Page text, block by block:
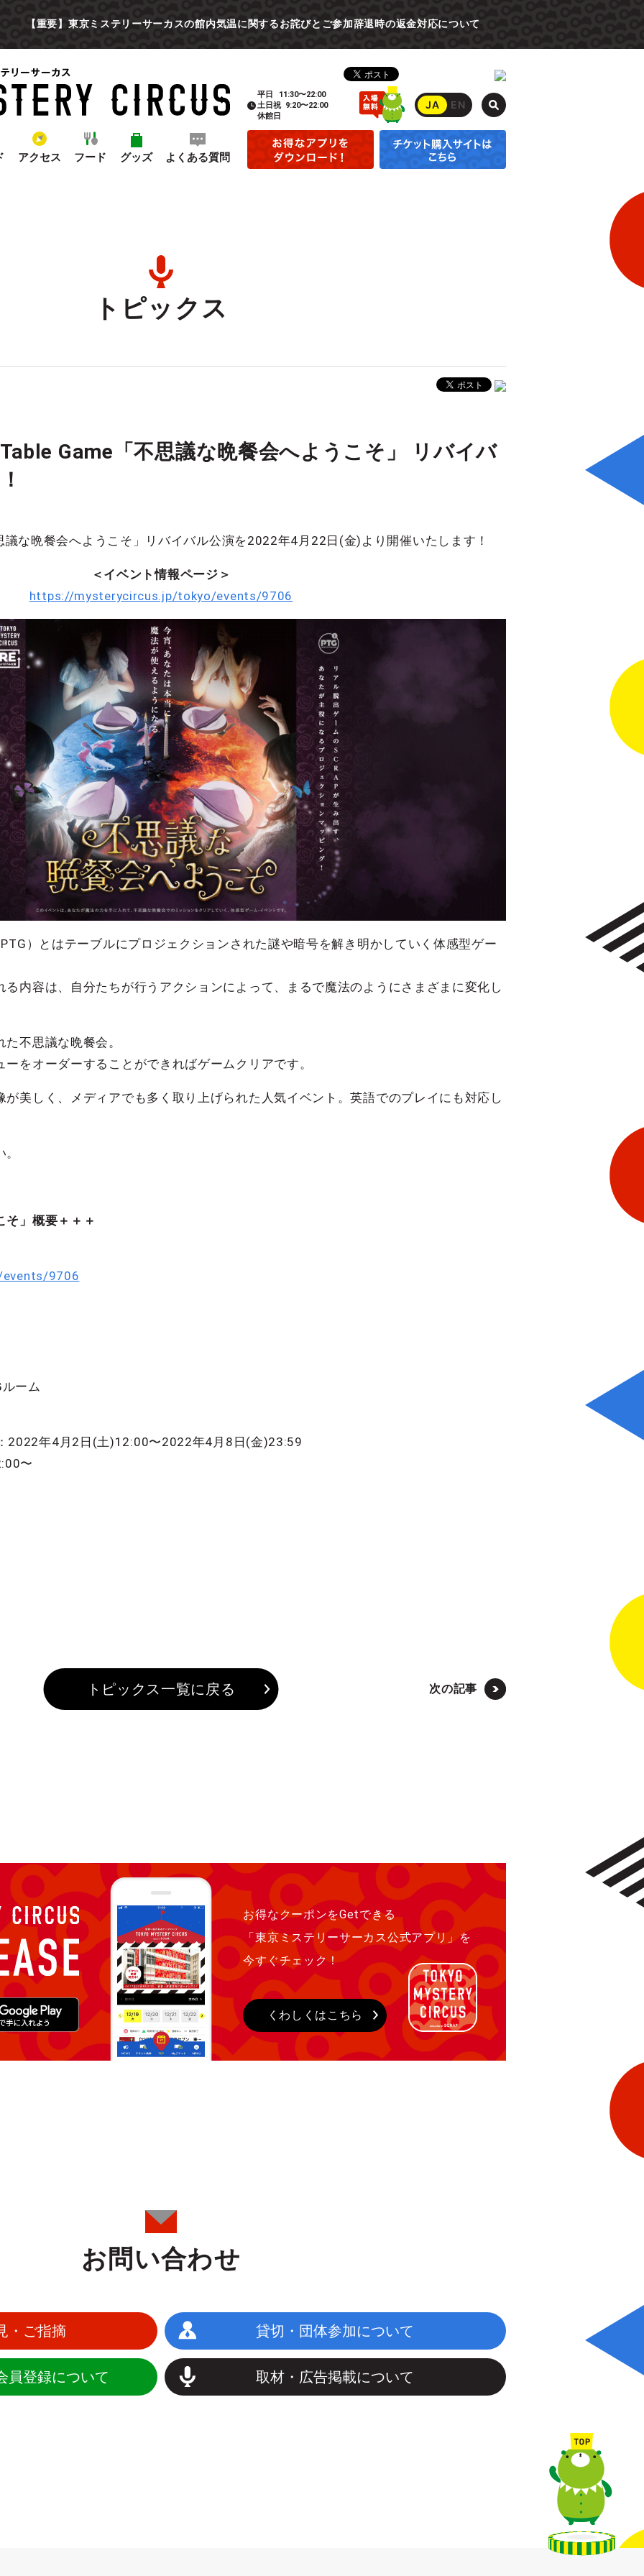
【重要】東京ミステリーサーカスの館内気温に関するお詫びとご参加辞退時の返金対応について
アクセス フード グッズ よくある質問
平日
11:30〜22:00
土日祝 9:20〜22:00
休館日
JA EN
トピックス
Game「不思議な晩餐会へようこそ」 リバイバ
な晩餐会へようこそ」リバイバル公演を2022年4月22日(金)より開催いたします！
＜イベント情報ページ＞
https://mysterycircus.jp/tokyo/events/9706
）とはテーブルにプロジェクションされた謎や暗号を解き明かしていく体感型ゲー
内容は、自分たちが行うアクションによって、まるで魔法のようにさまざまに変化し
不思議な晩餐会。
をオーダーすることができればゲームクリアです。
美しく、メディアでも多く取り上げられた人気イベント。英語でのプレイにも対応し
そ」概要＋＋＋
9706
ーム
2022年4月2日(土)12:00〜2022年4月8日(金)23:59
〜
次の記事
トピックス一覧に戻る
お得なクーポンをGetできる
「東京ミステリーサーカス公式アプリ」を
今すぐチェック！
くわしくはこちら
お問い合わせ
・ご指摘 貸切・団体参加について
員登録について 取材・広告掲載について